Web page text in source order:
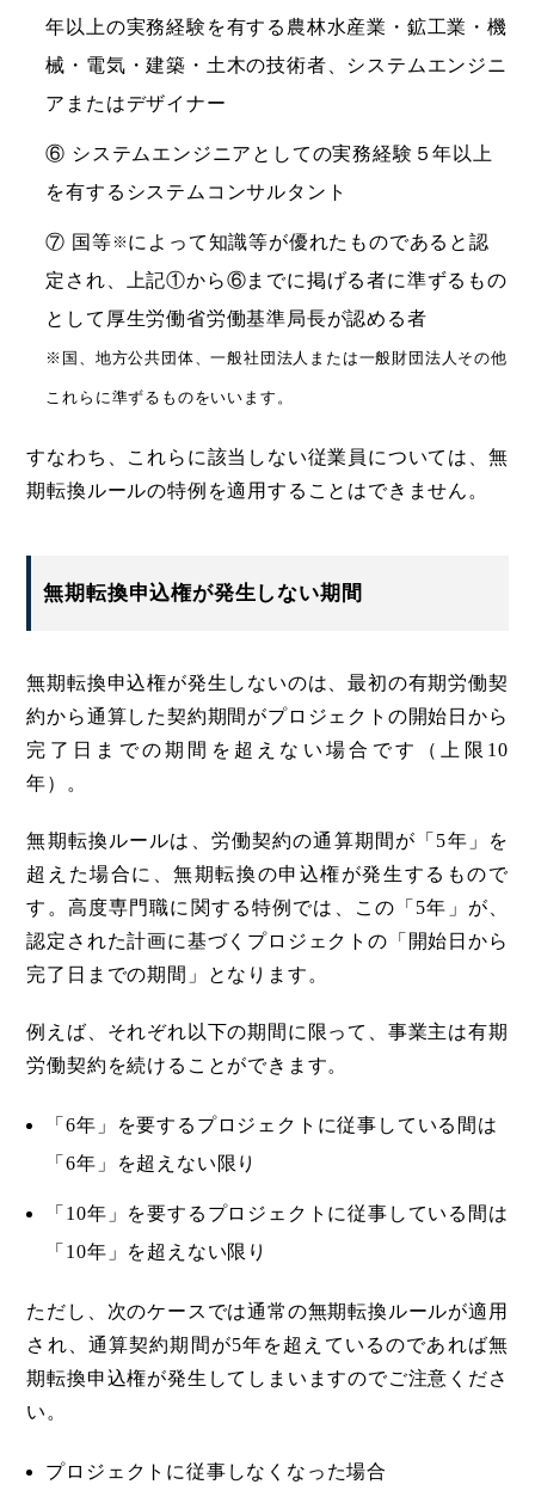
年以上の実務経験を有する農林水産業・鉱工業・機
械・電気・建築・土木の技術者、システムエンジニ
アまたはデザイナー
⑥ システムエンジニアとしての実務経験５年以上
を有するシステムコンサルタント
⑦ 国等 ※ によって知識等が優れたものであると認
定され、上記①から⑥までに掲げる者に準ずるもの
として厚生労働省労働基準局長が認める者
※国、地方公共団体、一般社団法人または一般財団法人その他
これらに準ずるものをいいます。
すなわち、これらに該当しない従業員については、無
期転換ルールの特例を適用することはできません。
無期転換申込権が発生しない期間
無期転換申込権が発生しないのは、最初の有期労働契
約から通算した契約期間がプロジェクトの開始日から
完了日までの期間を超えない場合です（上限10
年）。
無期転換ルールは、労働契約の通算期間が「5年」を
超えた場合に、無期転換の申込権が発生するもので
す。高度専門職に関する特例では、この「5年」が、
認定された計画に基づくプロジェクトの「開始日から
完了日までの期間」となります。
例えば、それぞれ以下の期間に限って、事業主は有期
労働契約を続けることができます。
「6年」を要するプロジェクトに従事している間は
「6年」を超えない限り
「10年」を要するプロジェクトに従事している間は
「10年」を超えない限り
ただし、次のケースでは通常の無期転換ルールが適用
され、通算契約期間が5年を超えているのであれば無
期転換申込権が発生してしまいますのでご注意くださ
い。
プロジェクトに従事しなくなった場合